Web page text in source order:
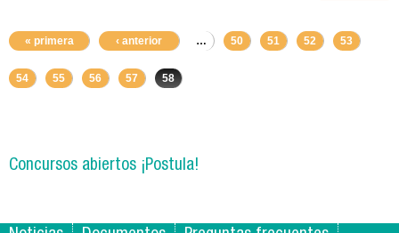
« primera ‹ anterior … 50 51 52 53
54 55 56 57 58
Concursos abiertos ¡Postula!